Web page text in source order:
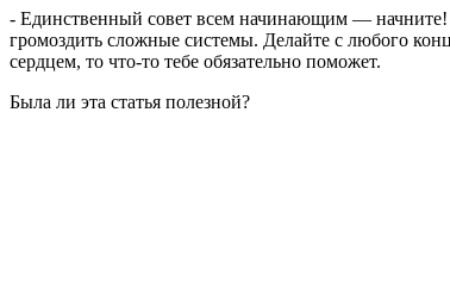
- Единственный совет всем начинающим — начните!
громоздить сложные системы. Делайте с любого
сердцем, то что-то тебе обязательно поможет.
Была ли эта статья полезной?